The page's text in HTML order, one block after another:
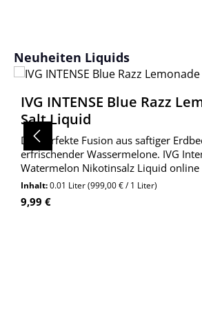
Produktgalerie überspringen
Neuheiten Liquids
IVG INTENSE Blue Razz
Salt Liquid
Die perfekte Fusion aus saftiger
erfrischender Wassermelone. IVG
Watermelon Nikotinsalz Liquid online
Wolkengarage!
Inhalt:0.01 Liter(999,00 € / 1 Liter)
Regulärer Preis:
9,99 €